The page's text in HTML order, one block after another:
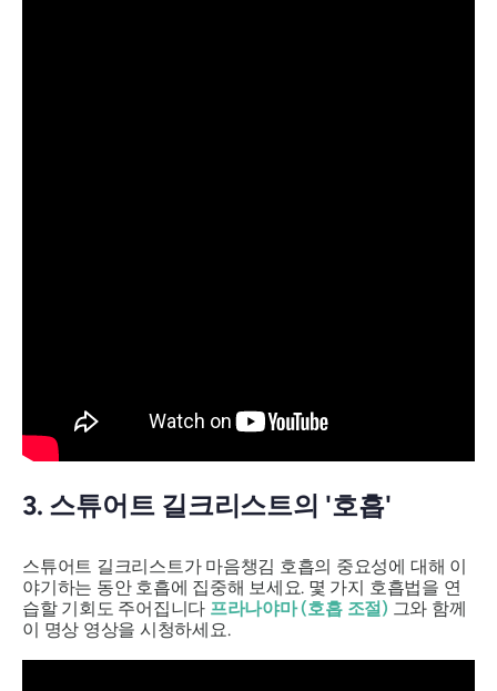
3. 스튜어트 길크리스트의 '호흡'
스튜어트 길크리스트가 마음챙김 호흡의 중요성에 대해 이
야기하는 동안 호흡에 집중해 보세요. 몇 가지 호흡법을 연
습할 기회도 주어집니다 프라나야마(호흡 조절) 그와 함께
이 명상 영상을 시청하세요.